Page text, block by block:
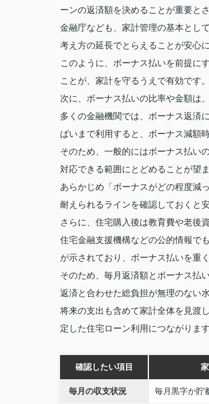
ーンの返済額を決めることが重要と
金融庁なども、家計管理の基本とし
考え方の延長でとらえることが安心
このように、ボーナス払いを前提に
ことが、家計を守るうえで有効です。
次に、ボーナス払いの比率や金額は
多くの金融機関では、ボーナス返済
ぱいまで利用すると、ボーナス減額
そのため、一般的にはボーナス払い
対応できる範囲にとどめることが望
あらかじめ「ボーナスがどの程度減
耐えられるラインを確認しておくと安
さらに、住宅購入後は教育費や老後
住宅金融支援機構などの公的情報で
が示されており、ボーナス払いを重
そのため、毎月返済額とボーナス払
返済と合わせた総負担が無理のない
将来の支出も含めて家計全体を見渡
定した住宅ローン利用につながります
確認したい項目
毎月の収支状況 毎月黒字か貯